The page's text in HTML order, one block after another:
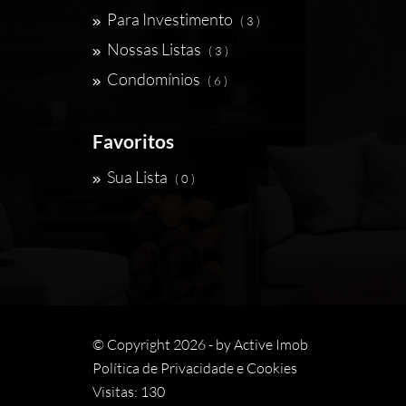
Para Investimento ( 3 )
Nossas Listas ( 3 )
Condomínios ( 6 )
Favoritos
Sua Lista ( 0 )
© Copyright 2026 - byActive Imob
Política de Privacidade e Cookies
Visitas: 130